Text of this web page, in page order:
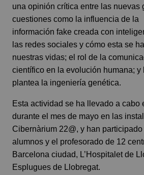
una opinión crítica entre las nuevas
cuestiones como la influencia de la
información fake creada con
las redes sociales y cómo esta se
nuestras vidas; el rol de la
científico en la evolución humana; y
plantea la ingeniería genética.
Esta actividad se ha llevado a cabo
durante el mes de mayo en las
Cibernàrium 22@, y han
alumnos y el profesorado de 12
Barcelona ciudad, L’Hospitalet de
Esplugues de Llobregat.